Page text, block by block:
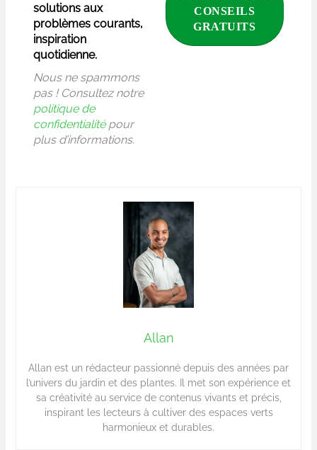
solutions aux
problèmes courants,
inspiration
quotidienne.
Nous ne spammons
pas ! Consultez notre
politique de
confidentialitépour
plus d’informations.
Allan
Allan est un rédacteur passionné depuis des années par
l’univers du jardin et des plantes. Il met son expérience et
sa créativité au service de contenus vivants et précis,
inspirant les lecteurs à cultiver des espaces verts
harmonieux et durables.